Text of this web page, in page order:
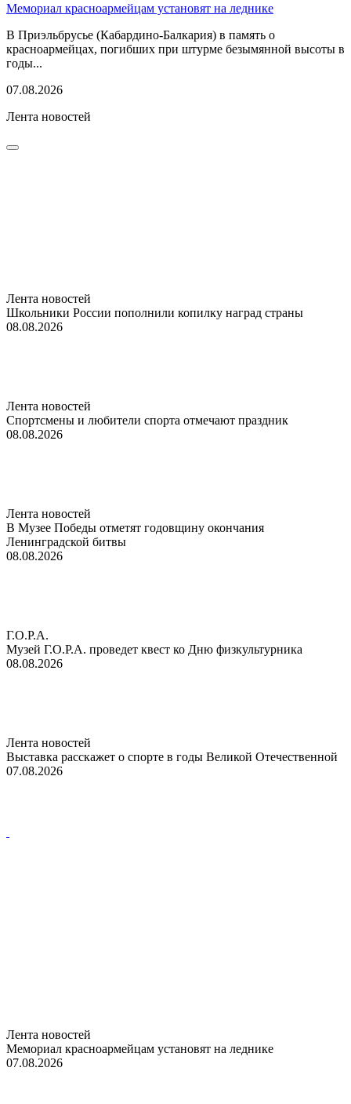
Мемориал красноармейцам установят на леднике
В Приэльбрусье (Кабардино-Балкария) в память о
красноармейцах, погибших при штурме безымянной высоты в
годы...
07.08.2026
Лента новостей
Лента новостей
Школьники России пополнили копилку наград страны
08.08.2026
Лента новостей
Спортсмены и любители спорта отмечают праздник
08.08.2026
Лента новостей
В Музее Победы отметят годовщину окончания
Ленинградской битвы
08.08.2026
Г.О.Р.А.
Музей Г.О.Р.А. проведет квест ко Дню физкультурника
08.08.2026
Лента новостей
Выставка расскажет о спорте в годы Великой Отечественной
07.08.2026
Лента новостей
Мемориал красноармейцам установят на леднике
07.08.2026